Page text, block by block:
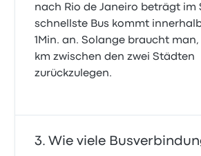
nach Rio de Janeiro beträgt im
schnellste Bus kommt
1Min. an. Solange braucht man,
km zwischen den zwei Städten
zurückzulegen.
Wie viele